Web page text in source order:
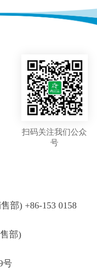
扫码关注我们公众
号
部) +86-153 0158
部)
号